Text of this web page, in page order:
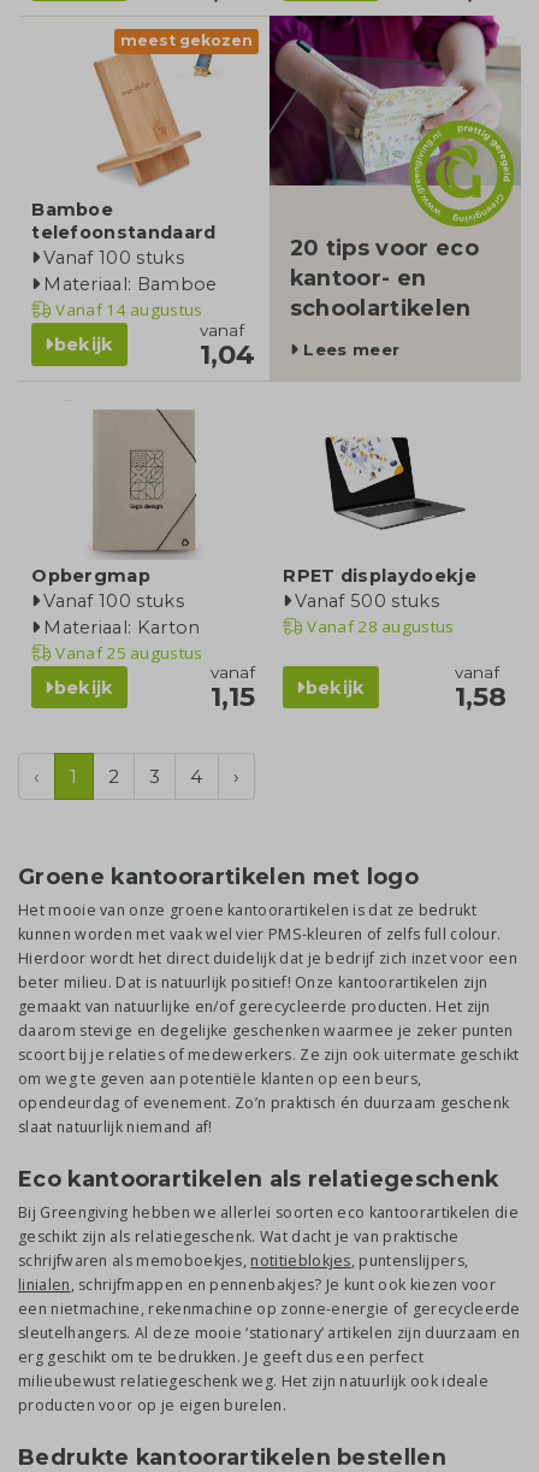
meest gekozen
Bamboe
telefoonstandaard
Vanaf 100 stuks
Materiaal: Bamboe
Vanaf14 augustus
bekijk
vanaf
1,04
blog
20 tips voor eco
kantoor- en
schoolartikelen
Lees meer
Opbergmap
Vanaf 100 stuks
Materiaal: Karton
Vanaf25 augustus
bekijk
vanaf
1,15
RPET displaydoekje
Vanaf 500 stuks
Vanaf28 augustus
bekijk
vanaf
1,58
‹ 1 2 3 4 ›
Groene kantoorartikelen met logo
Het mooie van onze groene kantoorartikelen is dat ze bedrukt
kunnen worden met vaak wel vier PMS-kleuren of zelfs full colour.
Hierdoor wordt het direct duidelijk dat je bedrijf zich inzet voor een
beter milieu. Dat is natuurlijk positief! Onze kantoorartikelen zijn
gemaakt van natuurlijke en/of gerecycleerde producten. Het zijn
daarom stevige en degelijke geschenken waarmee je zeker punten
scoort bij je relaties of medewerkers. Ze zijn ook uitermate geschikt
om weg te geven aan potentiële klanten op een beurs,
opendeurdag of evenement. Zo’n praktisch én duurzaam geschenk
slaat natuurlijk niemand af!
Eco kantoorartikelen als relatiegeschenk
Bij Greengiving hebben we allerlei soorten eco kantoorartikelen die
geschikt zijn als relatiegeschenk. Wat dacht je van praktische
schrijfwaren als memoboekjes, notitieblokjes, puntenslijpers,
linialen, schrijfmappen en pennenbakjes? Je kunt ook kiezen voor
een nietmachine, rekenmachine op zonne-energie of gerecycleerde
sleutelhangers. Al deze mooie ‘stationary’ artikelen zijn duurzaam en
erg geschikt om te bedrukken. Je geeft dus een perfect
milieubewust relatiegeschenk weg. Het zijn natuurlijk ook ideale
producten voor op je eigen burelen.
Bedrukte kantoorartikelen bestellen